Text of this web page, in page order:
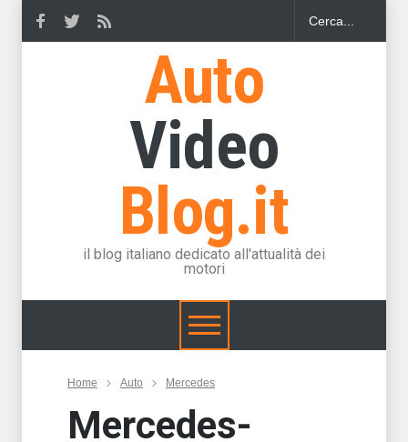
Auto
Video
Blog.it
il blog italiano dedicato all'attualità dei
motori
Home Auto Mercedes
Mercedes-